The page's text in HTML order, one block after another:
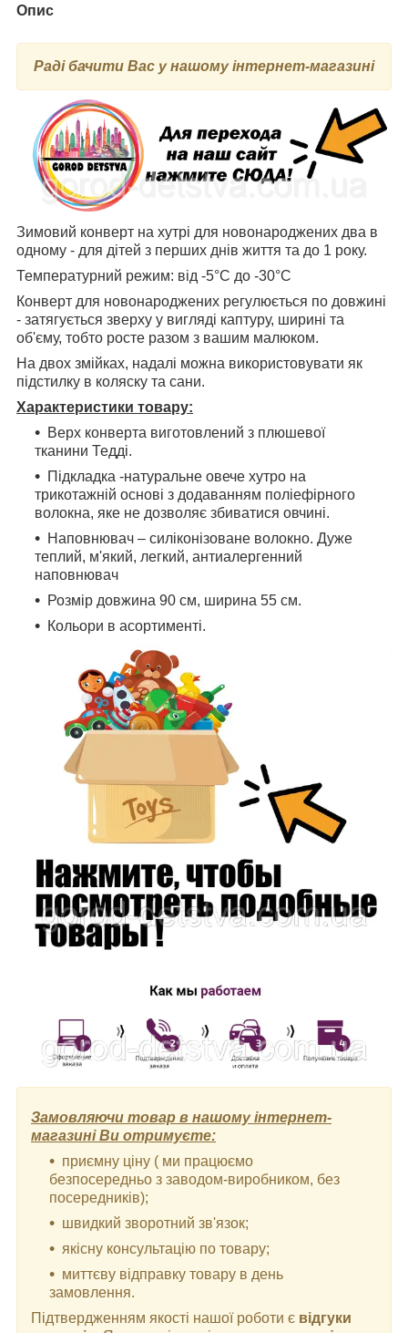
Опис
Раді бачити Вас у нашому інтернет-магазині
Зимовий конверт на хутрі для новонароджених два в
одному - для дітей з перших днів життя та до 1 року.
Температурний режим: від -5°С до -30°С
Конверт для новонароджених регулюється по довжині
- затягується зверху у вигляді каптуру, ширині та
об'єму, тобто росте разом з вашим малюком.
На двох змійках, надалі можна використовувати як
підстилку в коляску та сани.
Характеристики товару:
Верх конверта виготовлений з плюшевої
тканини Тедді.
Підкладка -натуральне овече хутро на
трикотажній основі з додаванням поліефірного
волокна, яке не дозволяє збиватися овчині.
Наповнювач – силіконізоване волокно. Дуже
теплий, м'який, легкий, антиалергенний
наповнювач
Розмір довжина 90 см, ширина 55 см.
Кольори в асортименті.
Замовляючи товар в нашому інтернет-
магазині Ви отримуєте:
приємну ціну ( ми працюємо
безпосередньо з заводом-виробником, без
посередників);
швидкий зворотний зв'язок;
якісну консультацію по товару;
миттєву відправку товару в день
замовлення.
Підтвердженням якості нашої роботи є відгуки